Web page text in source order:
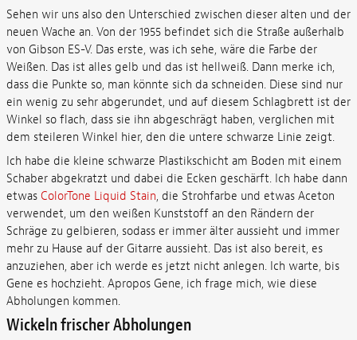
Sehen wir uns also den Unterschied zwischen dieser alten und der
neuen Wache an. Von der 1955 befindet sich die Straße außerhalb
von Gibson ES-V. Das erste, was ich sehe, wäre die Farbe der
Weißen. Das ist alles gelb und das ist hellweiß. Dann merke ich,
dass die Punkte so, man könnte sich da schneiden. Diese sind nur
ein wenig zu sehr abgerundet, und auf diesem Schlagbrett ist der
Winkel so flach, dass sie ihn abgeschrägt haben, verglichen mit
dem steileren Winkel hier, den die untere schwarze Linie zeigt.
Ich habe die kleine schwarze Plastikschicht am Boden mit einem
Schaber abgekratzt und dabei die Ecken geschärft. Ich habe dann
etwas ColorTone Liquid Stain, die Strohfarbe und etwas Aceton
verwendet, um den weißen Kunststoff an den Rändern der
Schräge zu gelbieren, sodass er immer älter aussieht und immer
mehr zu Hause auf der Gitarre aussieht. Das ist also bereit, es
anzuziehen, aber ich werde es jetzt nicht anlegen. Ich warte, bis
Gene es hochzieht. Apropos Gene, ich frage mich, wie diese
Abholungen kommen.
Wickeln frischer Abholungen